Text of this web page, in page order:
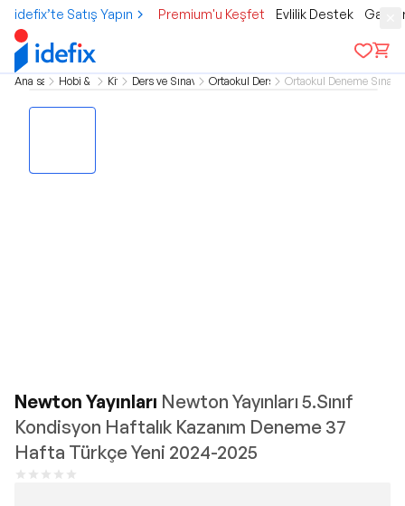
idefix’te Satış Yapın Premium'u Keşfet Evlilik Destek
Ana sayfaHobi & KültürKitap Ders ve Sınav KitaplarıOrtaokul Ders KitaplarıOrtaokul Deneme
Newton Yayınları Newton Yayınları 5.Sınıf
Kondisyon Haftalık Kazanım Deneme 37
Hafta Türkçe Yeni 2024-2025